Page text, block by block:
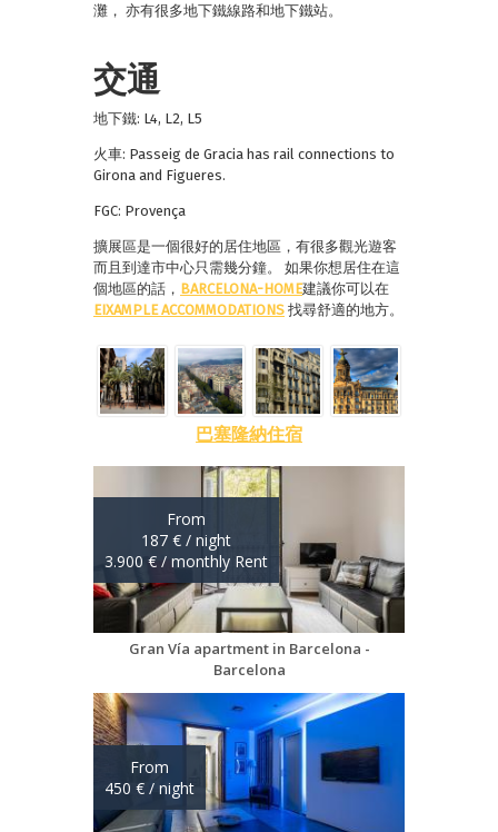
灘， 亦有很多地下鐵線路和地下鐵站。
交通
地下鐵: L4, L2, L5
火車: Passeig de Gracia has rail connections to
Girona and Figueres.
FGC: Provença
擴展區是一個很好的居住地區，有很多觀光遊客
而且到達市中心只需幾分鐘。 如果你想居住在這
個地區的話， BARCELONA-HOME建議你可以在
EIXAMPLE ACCOMMODATIONS 找尋舒適的地方。
巴塞隆納住宿